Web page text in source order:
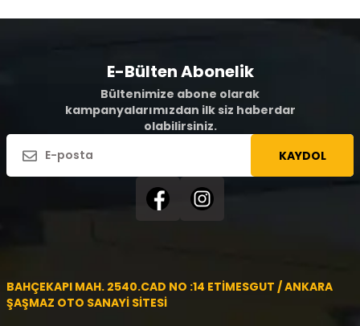
E-Bülten Abonelik
Bültenimize abone olarak
kampanyalarımızdan ilk siz haberdar
olabilirsiniz.
KAYDOL
BAHÇEKAPI MAH. 2540.CAD NO :14 ETİMESGUT / ANKARA
ŞAŞMAZ OTO SANAYİ SİTESİ